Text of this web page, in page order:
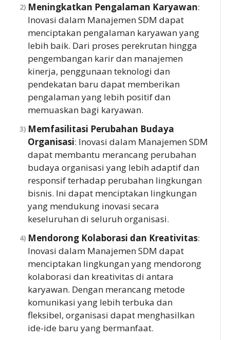
Meningkatkan Pengalaman Karyawan:
Inovasi dalam Manajemen SDM dapat
menciptakan pengalaman karyawan yang
lebih baik. Dari proses perekrutan hingga
pengembangan karir dan manajemen
kinerja, penggunaan teknologi dan
pendekatan baru dapat memberikan
pengalaman yang lebih positif dan
memuaskan bagi karyawan.
Memfasilitasi Perubahan Budaya
Organisasi: Inovasi dalam Manajemen SDM
dapat membantu merancang perubahan
budaya organisasi yang lebih adaptif dan
responsif terhadap perubahan lingkungan
bisnis. Ini dapat menciptakan lingkungan
yang mendukung inovasi secara
keseluruhan di seluruh organisasi.
Mendorong Kolaborasi dan Kreativitas:
Inovasi dalam Manajemen SDM dapat
menciptakan lingkungan yang mendorong
kolaborasi dan kreativitas di antara
karyawan. Dengan merancang metode
komunikasi yang lebih terbuka dan
fleksibel, organisasi dapat menghasilkan
ide-ide baru yang bermanfaat.